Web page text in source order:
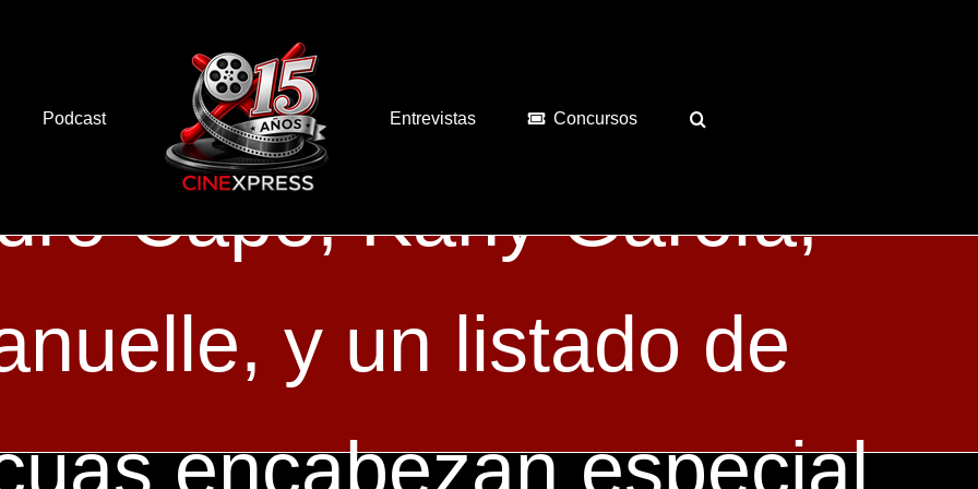
Podcast Entrevistas Concursos
Miranda, Gilberto Santa
Capó, Kany García,
y un listado de
encabezan especial